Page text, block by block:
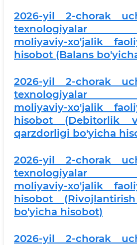
2026-yil 2-chorak
texnologiyalar
moliyaviy-xo'jalik
hisobot (Balans
2026-yil 2-chorak
texnologiyalar
moliyaviy-xo'jalik
hisobot (Debitorlik
qarzdorligi bo'yicha
2026-yil 2-chorak
texnologiyalar
moliyaviy-xo'jalik
hisobot
bo'yicha hisobot)
2026-yil 2-chorak